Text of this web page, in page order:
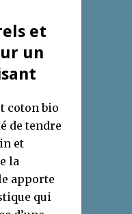
et
un
coton bio
de tendre
et
la
apporte
qui